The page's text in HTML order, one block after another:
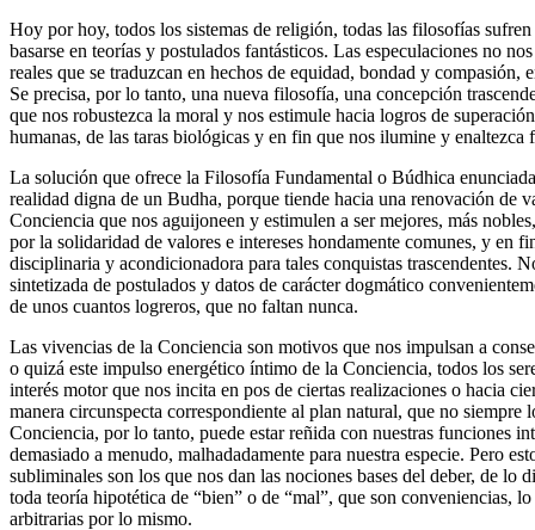
Hoy por hoy, todos los sistemas de religión, todas las filosofías
basarse en teorías y postulados fantásticos. Las especulaciones no
reales que se traduzcan en hechos de equidad, bondad y compasión,
Se precisa, por lo tanto, una nueva filosofía, una concepción
que nos robustezca la moral y nos estimule hacia logros de
humanas, de las taras biológicas y en fin que nos ilumine y enaltezca
La solución que ofrece la Filosofía Fundamental o Búdhica
realidad digna de un Budha, porque tiende hacia una renovación de
Conciencia que nos aguijoneen y estimulen a ser mejores, más
por la solidaridad de valores e intereses hondamente comunes, y en
disciplinaria y acondicionadora para tales conquistas trascendentes.
sintetizada de postulados y datos de carácter dogmático
de unos cuantos logreros, que no faltan nunca.
Las vivencias de la Conciencia son motivos que nos impulsan a
o quizá este impulso energético íntimo de la Conciencia, todos los
interés motor que nos incita en pos de ciertas realizaciones o hacia
manera circunspecta correspondiente al plan natural, que no siempre
Conciencia, por lo tanto, puede estar reñida con nuestras funciones
demasiado a menudo, malhadadamente para nuestra especie. Pero
subliminales son los que nos dan las nociones bases del deber, de lo
toda teoría hipotética de “bien” o de “mal”, que son conveniencias,
arbitrarias por lo mismo.